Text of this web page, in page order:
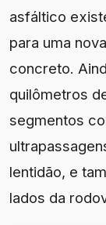
asfáltico
para uma
concreto.
quilômetros
segmentos
lentidão, e
lados da